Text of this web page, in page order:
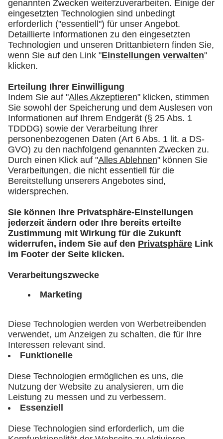
Prof. Dr. med. Felix Walcher
Direktor IPHAM – Institut für Public
Health in der Akutmedizin der
Universitätsmedizin Magdeburg
Univ.-Prof. Dr. med. Dr. phil. Kai
Zacharowski
Direktor der Klinik für Anästhesiologie,
Intensivmedizin und Schmerztherapie am